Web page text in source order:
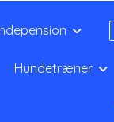
Hundetræner